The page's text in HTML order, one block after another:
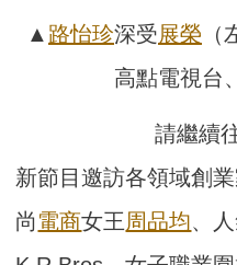
▲ 路怡珍深受展榮 （
高點電視台
請繼續
新節目邀訪各領域創
尚電商女王周品均、